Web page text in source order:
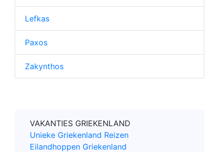
Lefkas
Paxos
Zakynthos
VAKANTIES GRIEKENLAND
Unieke Griekenland Reizen
Eilandhoppen Griekenland